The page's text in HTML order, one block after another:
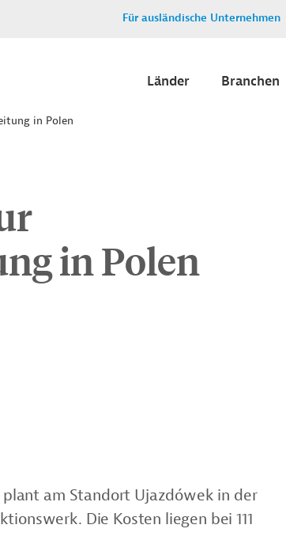
Für ausländische Unternehmen
Länder Branchen
in Polen
in Polen
plant am Standort Ujazdówek in der
Die Kosten liegen bei 111